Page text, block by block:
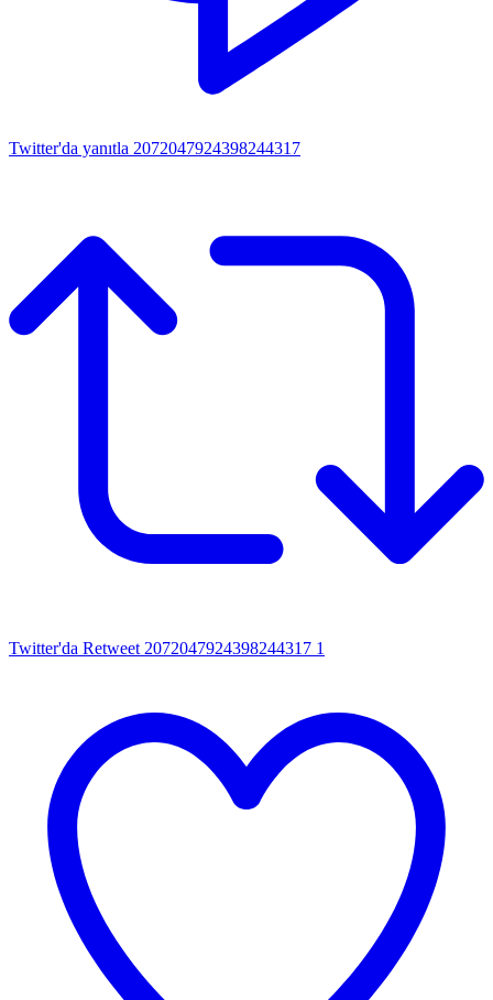
Twitter'da yanıtla 2072047924398244317
Twitter'da Retweet 2072047924398244317 1